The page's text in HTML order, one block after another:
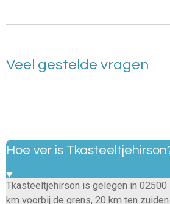
Veel gestelde vragen
Hoe ver is
Tkasteeltjehirson is gelegen in 02500
km voorbij de grens, 20 km ten zuiden